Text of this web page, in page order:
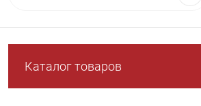
Каталог товаров